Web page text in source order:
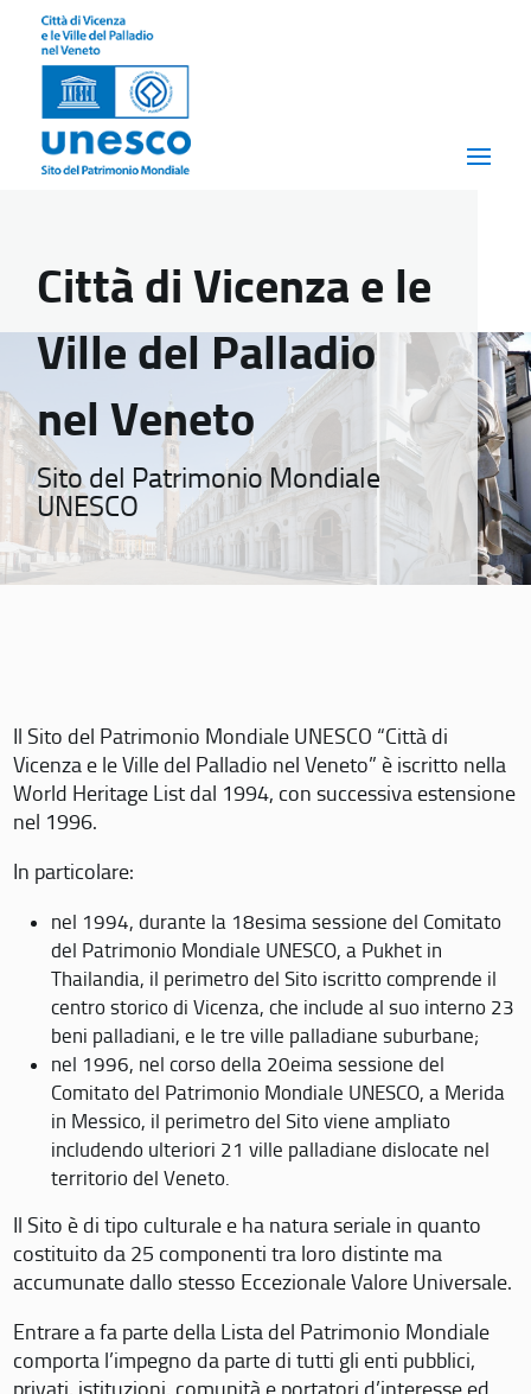
Città di Vicenza e le
Ville del Palladio
nel Veneto
Sito del Patrimonio Mondiale
UNESCO
Il Sito del Patrimonio Mondiale UNESCO “Città di
Vicenza e le Ville del Palladio nel Veneto” è iscritto nella
World Heritage List dal 1994, con successiva estensione
nel 1996.
In particolare:
nel 1994, durante la 18esima sessione del Comitato
del Patrimonio Mondiale UNESCO, a Pukhet in
Thailandia, il perimetro del Sito iscritto comprende il
centro storico di Vicenza, che include al suo interno 23
beni palladiani, e le tre ville palladiane suburbane;
nel 1996, nel corso della 20eima sessione del
Comitato del Patrimonio Mondiale UNESCO, a Merida
in Messico, il perimetro del Sito viene ampliato
includendo ulteriori 21 ville palladiane dislocate nel
territorio del Veneto.
Il Sito è di tipo culturale e ha natura seriale in quanto
costituito da 25 componenti tra loro distinte ma
accumunate dallo stesso Eccezionale Valore Universale.
Entrare a fa parte della Lista del Patrimonio Mondiale
comporta l’impegno da parte di tutti gli enti pubblici,